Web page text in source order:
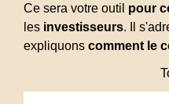
Ce sera votre outil pour
les investisseurs. Il
expliquons comment le